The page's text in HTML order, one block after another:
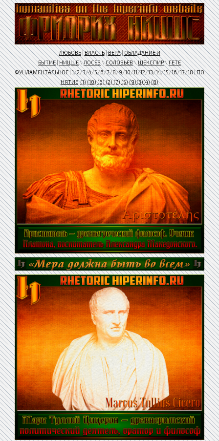
ЛЮБОВЬ|ВЛАСТЬ|ВЕРА|ОБЛАДАНИЕ И
БЫТИЕ|НИЦШЕ\ЛОСЕВ\СОЛОВЬЕВ\ШЕКСПИР\ГЕТЕ
ФУНДАМЕНТАЛЬНОЕ|1/2/3/4/5/6/7/8/9/10/11/12/13/14/15/16/17/18|ПО
НЯТИЕ (1)(10)(6)(2)(7)(5)(9)(3)(4)(8)